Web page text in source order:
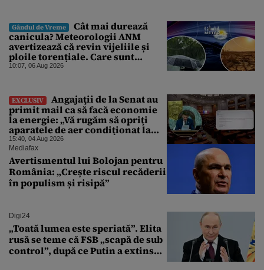
Gândul de Vreme
Cât mai durează
canicula? Meteorologii ANM
avertizează că revin vijeliile și
ploile torențiale. Care sunt
zonele vizate, începând chiar de
10:07, 06 Aug 2026
EXCLUSIV
Angajaţii de la Senat au
primit mail ca să facă economie
la energie: „Vă rugăm să opriţi
aparatele de aer condiţionat la
sfârşitul programului”
15:40, 04 Aug 2026
Mediafax
Avertismentul lui Bolojan pentru
România: „Crește riscul recăderii
în populism și risipă”
Digi24
„Toată lumea este speriată”. Elita
rusă se teme că FSB „scapă de sub
control”, după ce Putin a extins